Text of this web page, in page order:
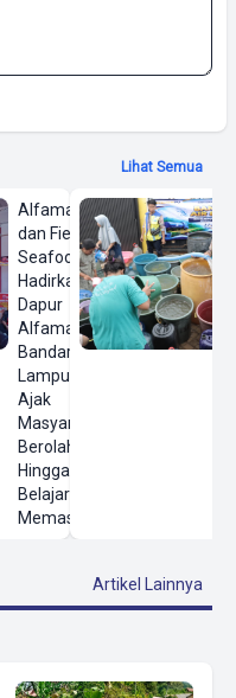
Lihat Semua
Alfamart
dan Fiesta
Seafood
Hadirkan
Dapur
Alfamart di
Bandar
Lampung,
Ajak
Masyarakat
Berolahraga
Hingga
Belajar
Memasak
Artikel Lainnya